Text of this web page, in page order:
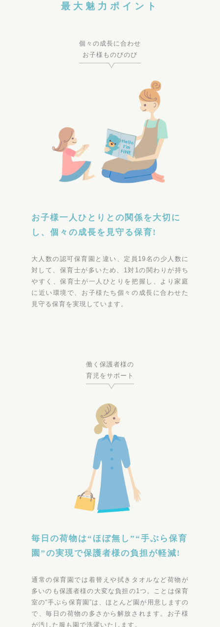
最大魅力ポイント
個々の成長に合わせ
お子様ものびのび
お子様一人ひとりとの関係を大切に
し、個々の成長を見守る保育!
大人数の認可保育園と違い、定員19名の少人数に
対して、保育士が多いため、1対1の関わりが持ち
やすく、保育士が一人ひとりを把握し、より家庭
に近い環境で、お子様たち個々の成長に合わせた
見守る保育を実現しています。
働く保護者様の
育児をサポート
毎日の荷物は“ほぼ無し”“手ぶら保育
園”の実現で保護者様の負担が軽減!
通常の保育園では着替えや拭きタオルなど荷物が
多いのも保護者様の大変な負担の1つ。ことは保育
室の“手ぶら保育園”は、ほとんど園が用意しますの
で、毎日の荷物の多さから解放されます。お子様
が汚した服も園で洗濯いたします。